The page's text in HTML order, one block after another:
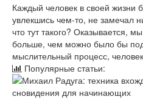
Каждый человек в своей жизни
увлекшись чем-то, не замечал
что тут такого? Оказывается,
больше, чем можно было бы
мыслительный процесс,
Популярные статьи: